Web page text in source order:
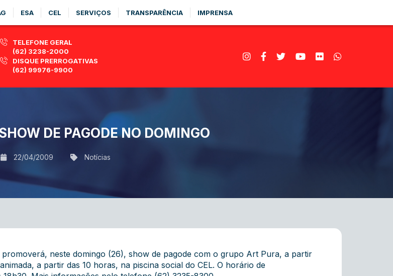
ESA CEL SERVIÇOS TRANSPARÊNCIA IMPRENSA
TELEFONE GERAL
(62) 3238-2000
DISQUE PRERROGATIVAS
(62) 99976-9900
DE PAGODE NO DOMINGO
22/04/2009 Notícias
neste domingo (26), show de pagode com o grupo Art Pura, a partir
a partir das 10 horas, na piscina social do CEL. O horário de